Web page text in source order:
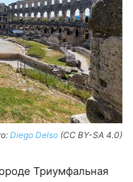
Diego Delso (CC BY-SA 4.0)
Триумфальная